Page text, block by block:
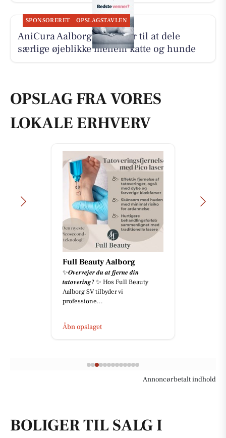
SPONSORERET OPSLAGSTAVLEN
AniCura Aalborg opfordrer til at dele
særlige øjeblikke mellem katte og hunde
OPSLAG FRA VORES
LOKALE ERHVERV
Full Beauty Aalborg
✨𝑶𝒗𝒆𝒓𝒗𝒆𝒋𝒆𝒓 𝒅𝒖 𝒂𝒕 𝒇𝒋𝒆𝒓𝒏𝒆 𝒅𝒊𝒏
𝒕𝒂𝒕𝒐𝒗𝒆𝒓𝒊𝒏𝒈? ✨ Hos Full Beauty
Aalborg SV tilbyder vi
professione...
Åbn opslaget
Annoncørbetalt indhold
BOLIGER TIL SALG I